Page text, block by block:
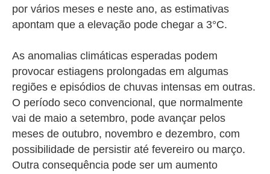
por vários meses e neste ano, as estimativas
apontam que a elevação pode chegar a 3°C.
As anomalias climáticas esperadas podem
provocar estiagens prolongadas em algumas
regiões e episódios de chuvas intensas em outras.
O período seco convencional, que normalmente
vai de maio a setembro, pode avançar pelos
meses de outubro, novembro e dezembro, com
possibilidade de persistir até fevereiro ou março.
Outra consequência pode ser um aumento